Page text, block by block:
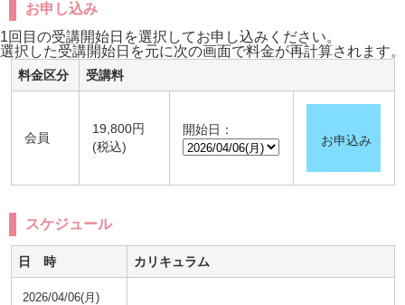
お申し込み
1回目の受講開始日を選択してお申し込みください。
選択した受講開始日を元に次の画面で料金が再計算されます。
料金区分 受講料
会員
19,800円
(税込)
開始日：
お申込み
スケジュール
日 時 カリキュラム
2026/04/06(月)